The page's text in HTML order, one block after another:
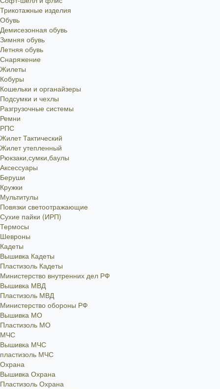
Трикотажные изделия
Обувь
Демисезонная обувь
Зимняя обувь
Летняя обувь
Снаряжение
Жилеты
Кобуры
Кошельки и органайзеры
Подсумки и чехлы
Разгрузочные системы
Ремни
РПС
Жилет Тактический
Жилет утепленный
Рюкзаки,сумки,баулы
Аксессуары
Беруши
Кружки
Мультитулы
Повязки светоотражающие
Сухие пайки (ИРП)
Термосы
Шевроны
Кадеты
Вышивка Кадеты
Пластизоль Кадеты
Министерство внутренних дел РФ
Вышивка МВД
Пластизоль МВД
Министерство обороны РФ
Вышивка МО
Пластизоль МО
МЧС
Вышивка МЧС
пластизоль МЧС
Охрана
Вышивка Охрана
Пластизоль Охрана